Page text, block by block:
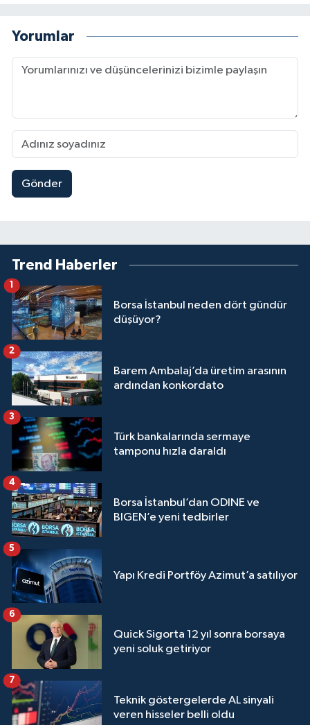
Yorumlar
Gönder
Trend Haberler
Borsa İstanbul neden dört gündür
düşüyor?
1
Barem Ambalaj’da üretim arasının
ardından konkordato
2
Türk bankalarında sermaye
tamponu hızla daraldı
3
Borsa İstanbul’dan ODINE ve
BIGEN’e yeni tedbirler
4
Yapı Kredi Portföy Azimut’a satılıyor
5
Quick Sigorta 12 yıl sonra borsaya
yeni soluk getiriyor
6
Teknik göstergelerde AL sinyali
veren hisseler belli oldu
7